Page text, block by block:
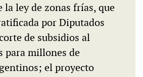
la ley de zonas frías, que
por Diputados
de subsidios al
para millones de
el proyecto